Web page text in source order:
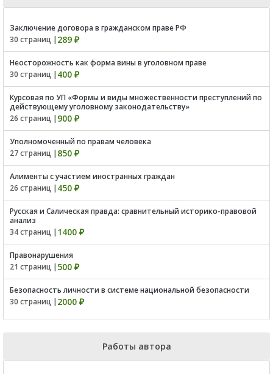
Заключение договора в гражданском праве РФ
30 страниц | 289 ₽
Неосторожность как форма вины в уголовном праве
30 страниц | 400 ₽
Курсовая по УП «Формы и виды множественности преступлений по
действующему уголовному законодательству»
26 страниц | 900 ₽
Уполномоченный по правам человека
27 страниц | 850 ₽
Алименты с участием иностранных граждан
26 страниц | 450 ₽
Русская и Салическая правда: сравнительный историко-правовой
анализ
34 страниц | 1400 ₽
Правонарушения
21 страниц | 500 ₽
Безопасность личности в системе национальной безопасности
30 страниц | 2000 ₽
Работы автора